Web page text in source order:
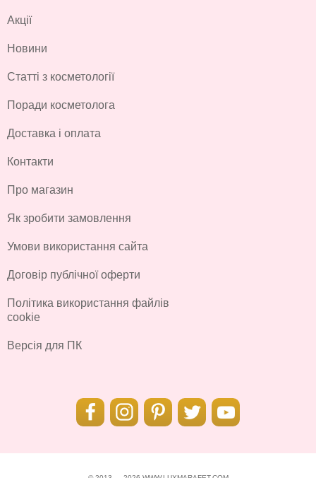
Акції
Новини
Статті з косметології
Поради косметолога
Доставка і оплата
Контакти
Про магазин
Як зробити замовлення
Умови використання сайта
Договір публічної оферти
Політика використання файлів
cookie
Версія для ПК